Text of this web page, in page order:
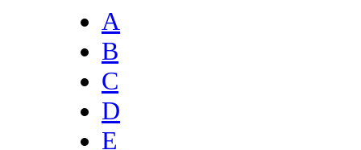
A
B
C
D
E